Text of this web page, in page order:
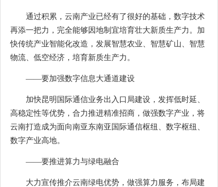
通过积累，云南产业已经有了很好的基础，数字技术
再添一把力，完全能够因地制宜培育壮大新质生产力。加
快传统产业智能化改造，发展智慧农业、智慧矿山、智慧
物流、低空经济，培育新质生产力。
——要加强数字信息大通道建设
加快昆明国际通信业务出入口局建设，发挥低时延、
高稳定性等优势，合力推进精准招商，做强数字产业，将
云南打造成为面向南亚东南亚国际通信枢纽、数字枢纽、
数字产业高地。
——要推进算力与绿电融合
大力宣传推介云南绿电优势，做强算力服务，布局建